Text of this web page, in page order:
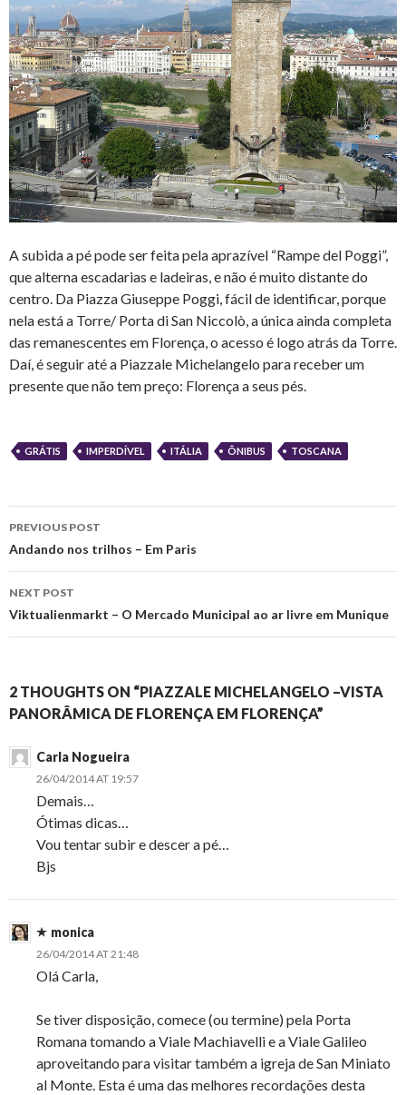
A subida a pé pode ser feita pela aprazível “Rampe del Poggi”,
que alterna escadarias e ladeiras, e não é muito distante do
centro. Da Piazza Giuseppe Poggi, fácil de identificar, porque
nela está a Torre/ Porta di San Niccolò, a única ainda completa
das remanescentes em Florença, o acesso é logo atrás da Torre.
Daí, é seguir até a Piazzale Michelangelo para receber um
presente que não tem preço: Florença a seus pés.
GRÁTIS IMPERDÍVEL ITÁLIA ÔNIBUS TOSCANA
Post
navigation
PREVIOUS POST
Andando nos trilhos – Em Paris
NEXT POST
Viktualienmarkt – O Mercado Municipal ao ar livre em Munique
2 THOUGHTS ON “PIAZZALE MICHELANGELO –VISTA
PANORÂMICA DE FLORENÇA EM FLORENÇA”
Carla Nogueira
26/04/2014 AT 19:57
Demais…
Ótimas dicas…
Vou tentar subir e descer a pé…
Bjs
monica
26/04/2014 AT 21:48
Olá Carla,
Se tiver disposição, comece (ou termine) pela Porta
Romana tomando a Viale Machiavelli e a Viale Galileo
aproveitando para visitar também a igreja de San Miniato
al Monte. Esta é uma das melhores recordações desta